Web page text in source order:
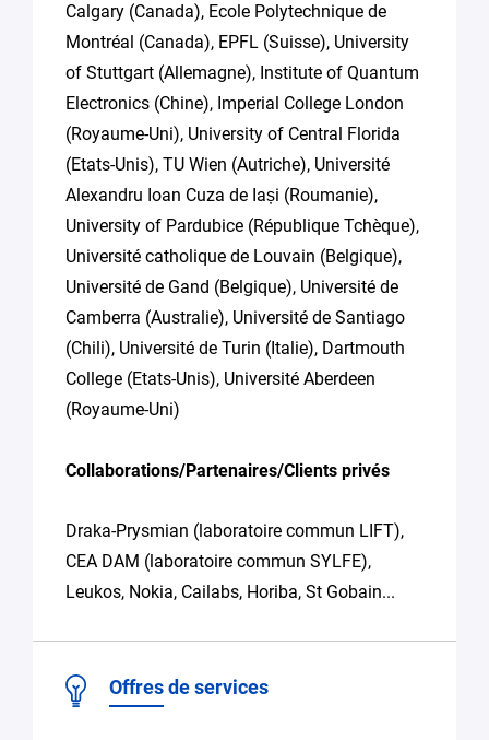
Calgary (Canada), Ecole Polytechnique de
Montréal (Canada), EPFL (Suisse), University
of Stuttgart (Allemagne), Institute of Quantum
Electronics (Chine), Imperial College London
(Royaume-Uni), University of Central Florida
(Etats-Unis), TU Wien (Autriche), Université
Alexandru Ioan Cuza de Iași (Roumanie),
University of Pardubice (République Tchèque),
Université catholique de Louvain (Belgique),
Université de Gand (Belgique), Université de
Camberra (Australie), Université de Santiago
(Chili), Université de Turin (Italie), Dartmouth
College (Etats-Unis), Université Aberdeen
(Royaume-Uni)
Collaborations/Partenaires/Clients privés
Draka-Prysmian (laboratoire commun LIFT),
CEA DAM (laboratoire commun SYLFE),
Leukos, Nokia, Cailabs, Horiba, St Gobain...
Offres de services